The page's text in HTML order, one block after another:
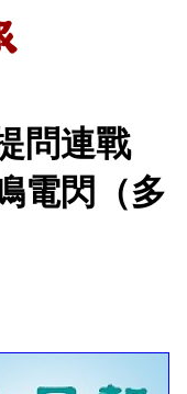
問連戰
電閃（多